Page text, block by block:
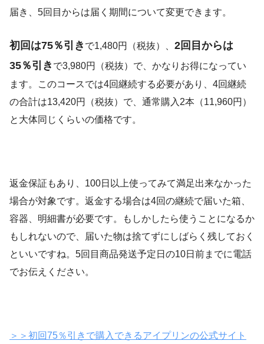
届き、5回目からは届く期間について変更できます。
初回は75％引き で1,480円（税抜）、 2回目からは
35％引き で3,980円（税抜）で、かなりお得になってい
ます。このコースでは4回継続する必要があり、4回継続
の合計は13,420円（税抜）で、通常購入2本（11,960円）
と大体同じくらいの価格です。
返金保証もあり、100日以上使ってみて満足出来なかった
場合が対象です。返金する場合は4回の継続で届いた箱、
容器、明細書が必要です。もしかしたら使うことになるか
もしれないので、届いた物は捨てずにしばらく残しておく
といいですね。5回目商品発送予定日の10日前までに電話
でお伝えください。
＞＞初回75％引きで購入できるアイプリンの公式サイト